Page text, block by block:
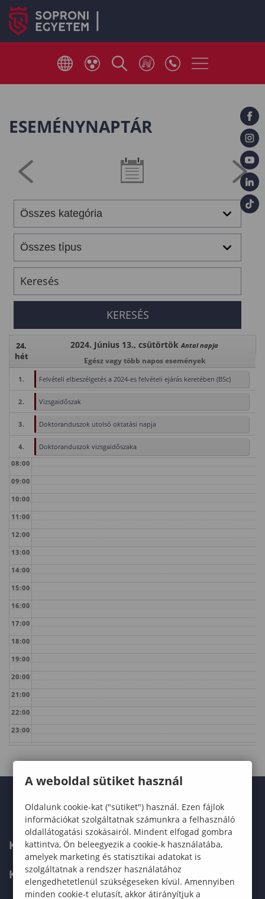
ESEMÉNYNAPTÁR
24.
hét
2024. Június 13., csütörtökAntal napja
Egész vagy több napos események
1. Felvételi elbeszélgetés a 2024-es felvételi ejárás keretében (BSc)
2. Vizsgaidőszak
3. Doktoranduszok utolsó oktatási napja
4.
Doktoranduszok vizsgaidőszaka
08:00
09:00
10:00
11:00
12:00
13:00
14:00
15:00
16:00
17:00
18:00
19:00
20:00
21:00
22:00
23:00
KAPCSOLAT
KÉPZÉSKERESŐ
A weboldal sütiket használ
Oldalunk cookie-kat ("sütiket") használ. Ezen fájlok
információkat szolgáltatnak számunkra a felhasználó
oldallátogatási szokásairól. Mindent elfogad gombra
kattintva, Ön beleegyezik a cookie-k használatába,
amelyek marketing és statisztikai adatokat is
szolgáltatnak a rendszer használatához
elengedhetetlenül szükségeseken kívül. Amennyiben
minden cookie-t elutasít, akkor átirányítjuk a